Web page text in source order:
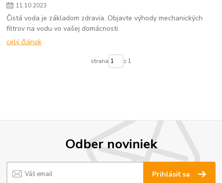
11.10.2023
Čistá voda je základom zdravia. Objavte výhody mechanických
filtrov na vodu vo vašej domácnosti.
celý článok
strana z 1
Odber noviniek
Prihlásiť sa